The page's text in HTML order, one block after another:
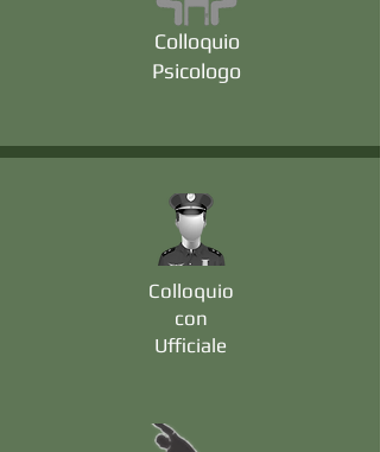
Colloquio
Psicologo
Colloquio
con
Ufficiale